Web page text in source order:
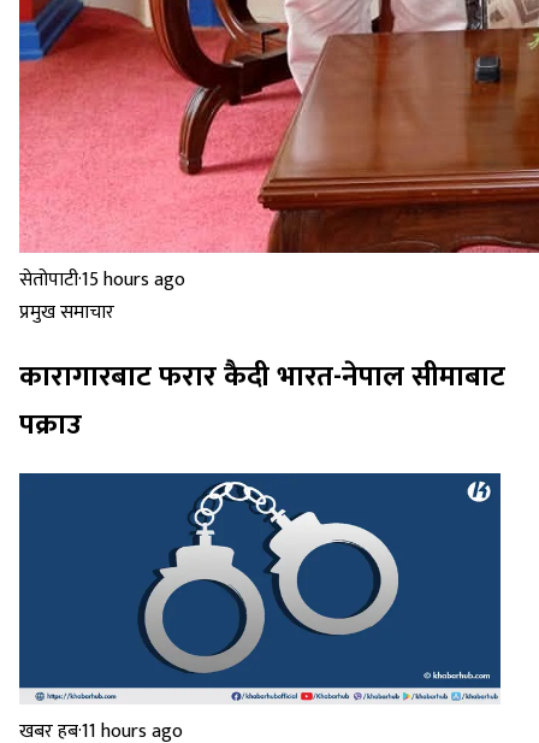
सेतोपाटी·15 hours ago
प्रमुख समाचार
कारागारबाट फरार कैदी भारत-नेपाल सीमाबाट
पक्राउ
खबर हब·11 hours ago